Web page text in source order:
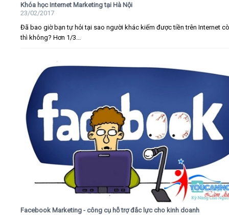
Khóa học Internet Marketing tại Hà Nội
23/02/2017
Đã bao giờ bạn tự hỏi tại sao người khác kiếm được tiền trên Internet
thì không? Hơn 1/3...
Facebook Marketing - công cụ hỗ trợ đắc lực cho kinh doanh